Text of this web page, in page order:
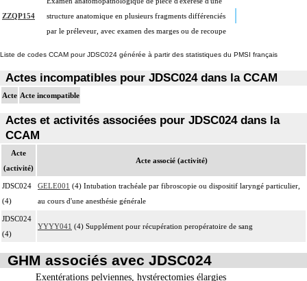
ZZQP154
structure anatomique en plusieurs fragments différenciés
par le préleveur, avec examen des marges ou de recoupe
Liste de codes CCAM pour JDSC024 générée à partir des statistiques du PMSI français
Actes incompatibles pour JDSC024 dans la CCAM
Acte Acte incompatible
Actes et activités associées pour JDSC024 dans la
CCAM
Acte
(activité)
Acte associé (activité)
JDSC024
(4)
GELE001 (4) Intubation trachéale par fibroscopie ou dispositif laryngé particulier,
au cours d'une anesthésie générale
JDSC024
(4)
YYYY041 (4) Supplément pour récupération peropératoire de sang
GHM associés avec JDSC024
Exentérations pelviennes, hystérectomies élargies